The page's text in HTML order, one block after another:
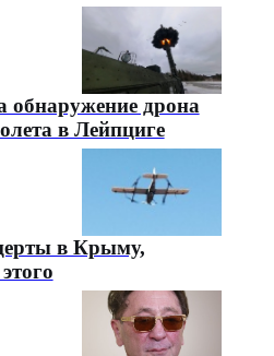
дрона
в Лейпциге
в Крыму,